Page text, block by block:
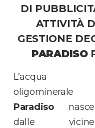
DI
ATTIVITÀ
GESTIONE
PARADISO
L’acqua
oligominerale
Paradisonasce
dalle vicine